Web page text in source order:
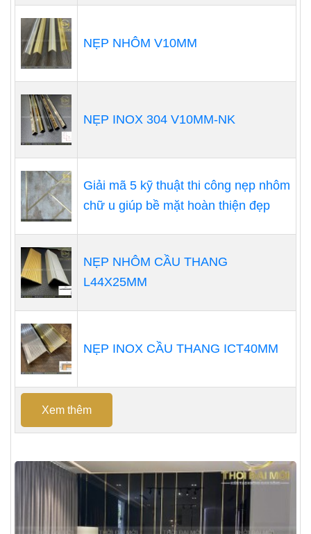
NẸP NHÔM V10MM
NẸP INOX 304 V10MM-NK
Giải mã 5 kỹ thuật thi công nẹp nhôm
chữ u giúp bề mặt hoàn thiện đẹp
NẸP NHÔM CẦU THANG
L44X25MM
NẸP INOX CẦU THANG ICT40MM
Xem thêm